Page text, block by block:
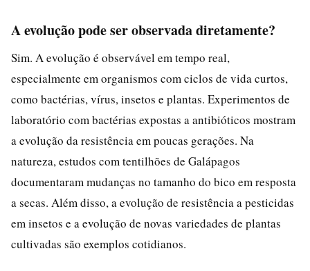
A evolução pode ser observada diretamente?
Sim. A evolução é observável em tempo real,
especialmente em organismos com ciclos de vida curtos,
como bactérias, vírus, insetos e plantas. Experimentos de
laboratório com bactérias expostas a antibióticos mostram
a evolução da resistência em poucas gerações. Na
natureza, estudos com tentilhões de Galápagos
documentaram mudanças no tamanho do bico em resposta
a secas. Além disso, a evolução de resistência a pesticidas
em insetos e a evolução de novas variedades de plantas
cultivadas são exemplos cotidianos.